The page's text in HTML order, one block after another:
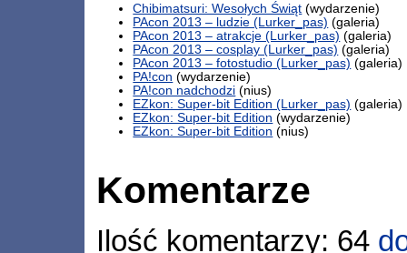
Chibimatsuri: Wesołych Świąt (wydarzenie)
PAcon 2013 – ludzie (Lurker_pas) (galeria)
PAcon 2013 – atrakcje (Lurker_pas) (galeria)
PAcon 2013 – cosplay (Lurker_pas) (galeria)
PAcon 2013 – fotostudio (Lurker_pas) (galeria)
PA!con (wydarzenie)
PA!con nadchodzi (nius)
EZkon: Super-bit Edition (Lurker_pas) (galeria)
EZkon: Super-bit Edition (wydarzenie)
EZkon: Super-bit Edition (nius)
Komentarze
Ilość komentarzy: 64